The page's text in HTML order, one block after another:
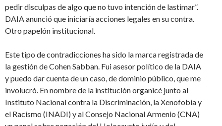
pedir disculpas de algo que no tuvo intención de lastimar”.
DAIA anunció que iniciaría acciones legales en su contra.
Otro papelón institucional.
Este tipo de contradicciones ha sido la marca registrada de
la gestión de Cohen Sabban. Fui asesor político de la DAIA
y puedo dar cuenta de un caso, de dominio público, que me
involucró. En nombre de la institución organicé junto al
Instituto Nacional contra la Discriminación, la Xenofobia y
el Racismo (INADI) y al Consejo Nacional Armenio (CNA)